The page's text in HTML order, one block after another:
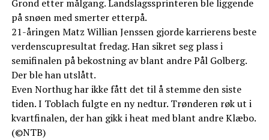
Grond etter målgang. Landslagssprinteren ble liggende
på snøen med smerter etterpå.
21-åringen Matz Willian Jenssen gjorde karrierens beste
verdenscupresultat fredag. Han sikret seg plass i
semifinalen på bekostning av blant andre Pål Golberg.
Der ble han utslått.
Even Northug har ikke fått det til å stemme den siste
tiden. I Toblach fulgte en ny nedtur. Trønderen røk ut i
kvartfinalen, der han gikk i heat med blant andre Klæbo.
(©NTB)